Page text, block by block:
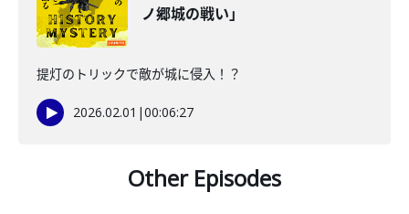
ノ郷城の戦い」
提灯のトリックで敵が城に侵入！？
2026.02.01 |00:06:27
Other Episodes